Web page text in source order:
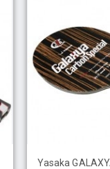
Yasaka